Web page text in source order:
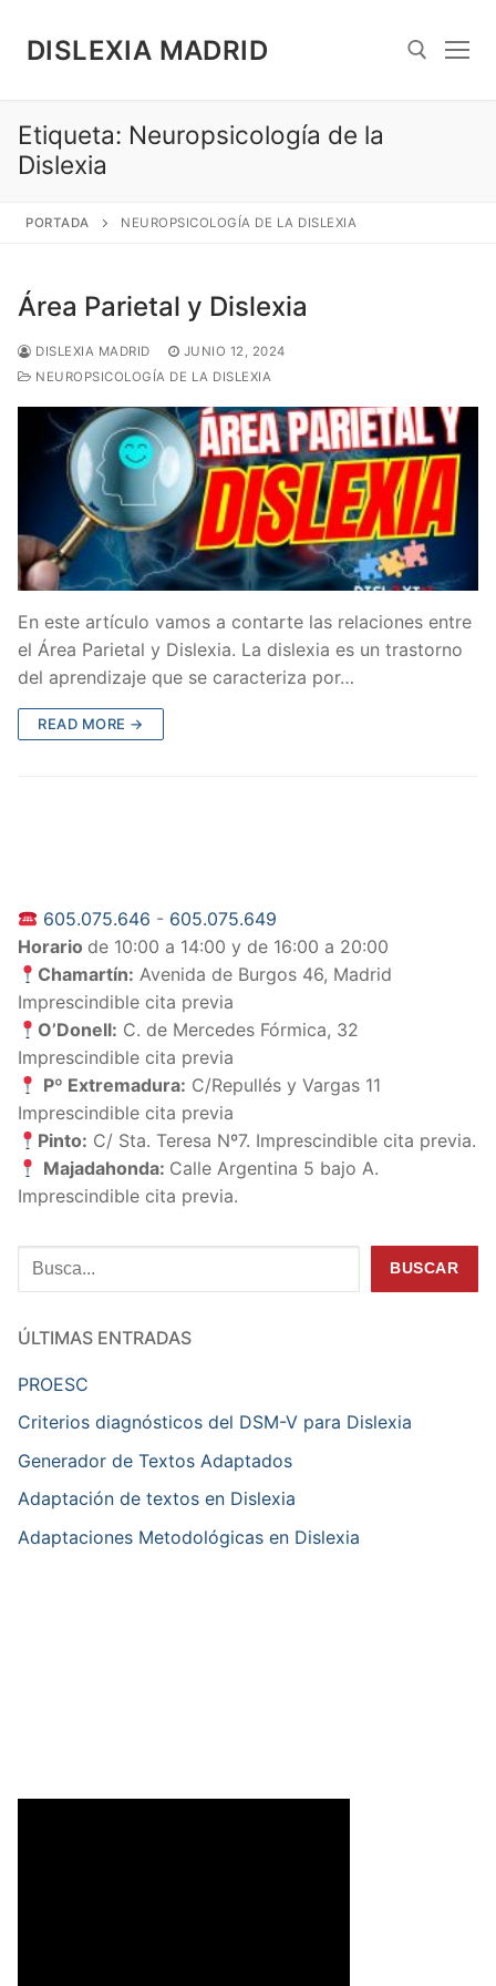
contenido
DISLEXIA MADRID
Search for:
Etiqueta: Neuropsicología de la
Dislexia
PORTADA NEUROPSICOLOGÍA DE LA DISLEXIA
Área Parietal y Dislexia
DISLEXIA MADRID
JUNIO 12, 2024
NEUROPSICOLOGÍA DE LA DISLEXIA
En este artículo vamos a contarte las relaciones entre
el Área Parietal y Dislexia. La dislexia es un trastorno
del aprendizaje que se caracteriza por…
READ MORE →
605.075.646 - 605.075.649
Horario de 10:00 a 14:00 y de 16:00 a 20:00
Chamartín: Avenida de Burgos 46, Madrid
Imprescindible cita previa
O’Donell: C. de Mercedes Fórmica, 32
Imprescindible cita previa
Pº Extremadura: C/Repullés y Vargas 11
Imprescindible cita previa
Pinto: C/ Sta. Teresa Nº7. Imprescindible cita previa.
Majadahonda: Calle Argentina 5 bajo A.
Imprescindible cita previa.
Buscar BUSCAR
ÚLTIMAS ENTRADAS
PROESC
Criterios diagnósticos del DSM-V para Dislexia
Generador de Textos Adaptados
Adaptación de textos en Dislexia
Adaptaciones Metodológicas en Dislexia